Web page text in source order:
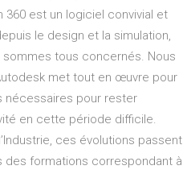
est un logiciel convivial et
le design et la simulation,
sommes tous concernés. Nous
met tout en œuvre pour
nécessaires pour rester
en cette période difficile.
ces évolutions passent
des formations correspondant à